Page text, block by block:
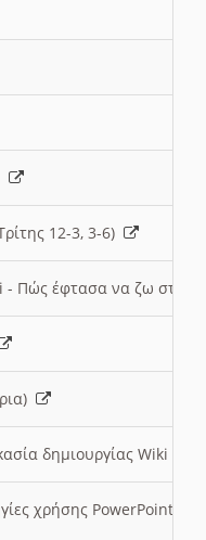
12-3, 3-6)
- Πώς έφτασα να ζω στην
δημιουργίας Wiki
χρήσης PowerPoint